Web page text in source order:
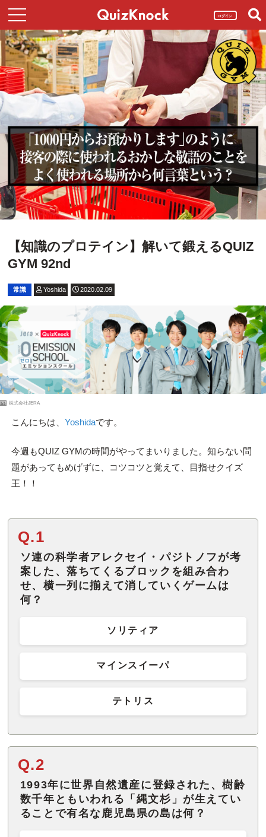
ログイン
【知識のプロテイン】解いて鍛えるQUIZ
GYM 92nd
常識 Yoshida 2020.02.09
PR 株式会社JERA
こんにちは、 Yoshidaです。
今週もQUIZ GYMの時間がやってまいりました。知らない問
題があってもめげずに、コツコツと覚えて、目指せクイズ
王！！
Q.1
ソ連の科学者アレクセイ・パジトノフが考
案した、落ちてくるブロックを組み合わ
せ、横一列に揃えて消していくゲームは
何？
ソリティア
マインスイーパ
テトリス
Q.2
1993年に世界自然遺産に登録された、樹齢
数千年ともいわれる「縄文杉」が生えてい
ることで有名な鹿児島県の島は何？